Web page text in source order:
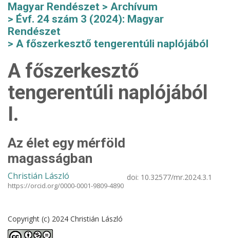
Magyar Rendészet
Archívum
Évf. 24 szám 3 (2024): Magyar
Rendészet
A főszerkesztő tengerentúli naplójából
A főszerkesztő
tengerentúli naplójából
I.
Az élet egy mérföld
magasságban
Christián László
https://orcid.org/0000-0001-9809-4890
doi: 10.32577/mr.2024.3.1
Copyright (c) 2024 Christián László